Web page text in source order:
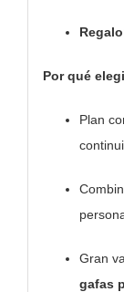
Por qué
Plan
Gran
gafas